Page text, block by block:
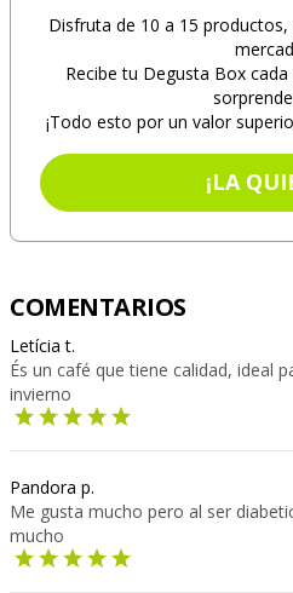
Disfruta de 10 a 15
Recibe tu Degusta Box
¡Todo esto por un valor
¡LA
COMENTARIOS
Letícia t.
És un café que tiene calidad, ideal
invierno
Pandora p.
Me gusta mucho pero al ser
mucho